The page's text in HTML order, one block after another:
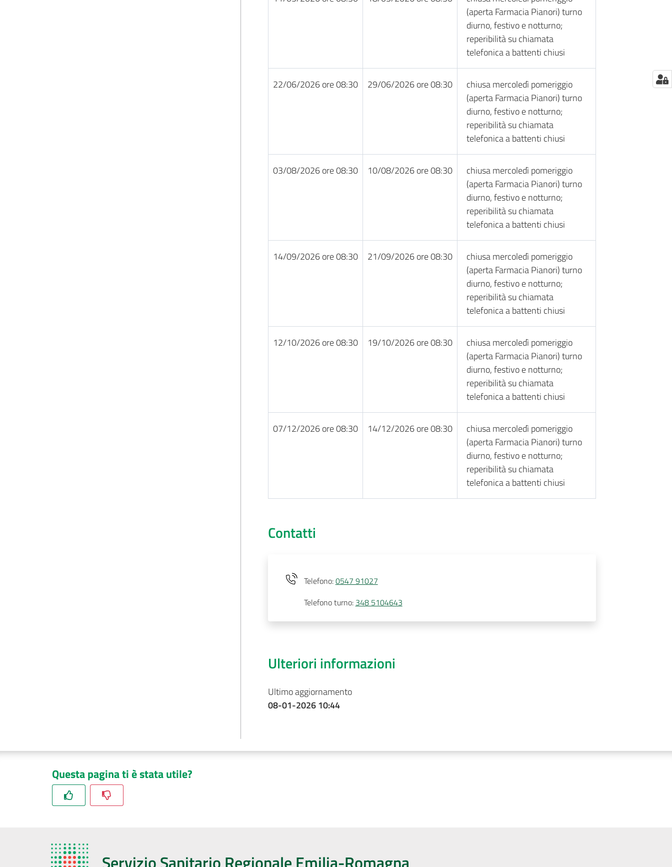
(aperta Farmacia Pianori) turno
diurno, festivo e notturno;
reperibilità su chiamata
telefonica a battenti chiusi
22/06/2026 ore 08:30 29/06/2026 ore 08:30
chiusa mercoledì pomeriggio
(aperta Farmacia Pianori) turno
diurno, festivo e notturno;
reperibilità su chiamata
telefonica a battenti chiusi
03/08/2026 ore 08:30 10/08/2026 ore 08:30
chiusa mercoledì pomeriggio
(aperta Farmacia Pianori) turno
diurno, festivo e notturno;
reperibilità su chiamata
telefonica a battenti chiusi
14/09/2026 ore 08:30 21/09/2026 ore 08:30
chiusa mercoledì pomeriggio
(aperta Farmacia Pianori) turno
diurno, festivo e notturno;
reperibilità su chiamata
telefonica a battenti chiusi
12/10/2026 ore 08:30 19/10/2026 ore 08:30
chiusa mercoledì pomeriggio
(aperta Farmacia Pianori) turno
diurno, festivo e notturno;
reperibilità su chiamata
telefonica a battenti chiusi
07/12/2026 ore 08:30 14/12/2026 ore 08:30
chiusa mercoledì pomeriggio
(aperta Farmacia Pianori) turno
diurno, festivo e notturno;
reperibilità su chiamata
telefonica a battenti chiusi
Contatti
Telefono:0547 91027
Telefono turno: 348 5104643
Ulteriori informazioni
Ultimo aggiornamento
08-01-2026 10:44
Questa pagina ti è stata utile?